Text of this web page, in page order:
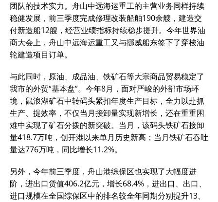
团队的技术实力。舟山中远海运重工的主营业务同样持续
稳健发展，前三季度完成修理改装船舶190余艘，建造交
付新造船12艘，经营业绩指标持续稳步提升。今年世界油
商大会上，舟山中远海运重工又与挪威船东签下了穿梭油
轮建造项目订单。
与此同时，原油、成品油、铁矿石等大宗商品贸易稳定了
我市的外贸“基本盘”。今年8月，面对严峻的外部市场环
境，鼠浪湖矿石中转码头紧扣年度生产目标，全力以赴抓
生产、提效率，不仅当月接卸量实现新增长，还在重重困
难中实现了矿石分拨的新突破。当月，该码头铁矿石接卸
量418.7万吨，创开港以来单月历史新高；当月铁矿石吞吐
量达776万吨，同比增长11.2%。
另外，今年前三季度，舟山港综保区也实现了大幅度进
阶，进出口货值406.2亿元，增长68.4%，进出口、出口、
进口规模在全国综保区中的排名较全年同期分别提升13、